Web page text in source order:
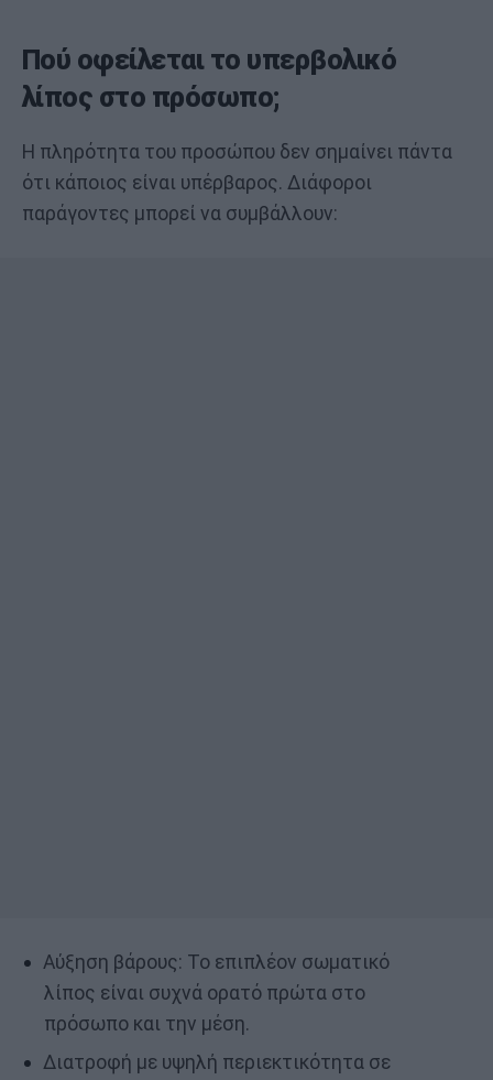
Πού οφείλεται το υπερβολικό
λίπος στο πρόσωπο;
Η πληρότητα του προσώπου δεν σημαίνει πάντα
ότι κάποιος είναι υπέρβαρος. Διάφοροι
παράγοντες μπορεί να συμβάλλουν:
Αύξηση βάρους: Το επιπλέον σωματικό
λίπος είναι συχνά ορατό πρώτα στο
πρόσωπο και την μέση.
Διατροφή με υψηλή περιεκτικότητα σε